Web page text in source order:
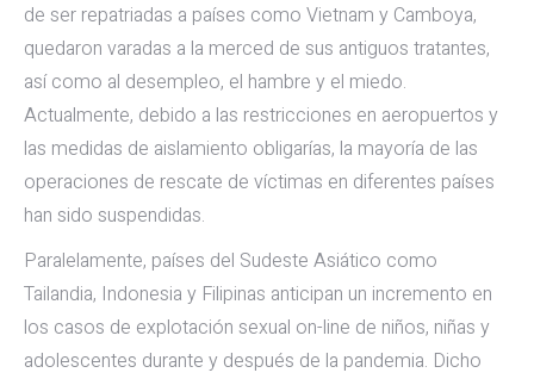
de ser repatriadas a países como Vietnam y Camboya,
quedaron varadas a la merced de sus antiguos tratantes,
así como al desempleo, el hambre y el miedo.
Actualmente, debido a las restricciones en aeropuertos y
las medidas de aislamiento obligarías, la mayoría de las
operaciones de rescate de víctimas en diferentes países
han sido suspendidas.
Paralelamente, países del Sudeste Asiático como
Tailandia, Indonesia y Filipinas anticipan un incremento en
los casos de explotación sexual on-line de niños, niñas y
adolescentes durante y después de la pandemia. Dicho